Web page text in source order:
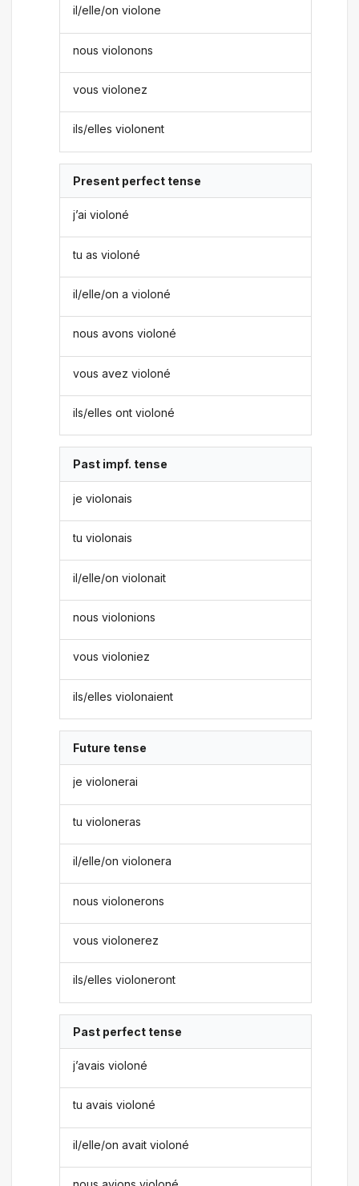
il/elle/on violone
nous violonons
vous violonez
ils/elles violonent
Present perfect tense
j’ai violoné
tu as violoné
il/elle/on a violoné
nous avons violoné
vous avez violoné
ils/elles ont violoné
Past impf. tense
je violonais
tu violonais
il/elle/on violonait
nous violonions
vous violoniez
ils/elles violonaient
Future tense
je violonerai
tu violoneras
il/elle/on violonera
nous violonerons
vous violonerez
ils/elles violoneront
Past perfect tense
j’avais violoné
tu avais violoné
il/elle/on avait violoné